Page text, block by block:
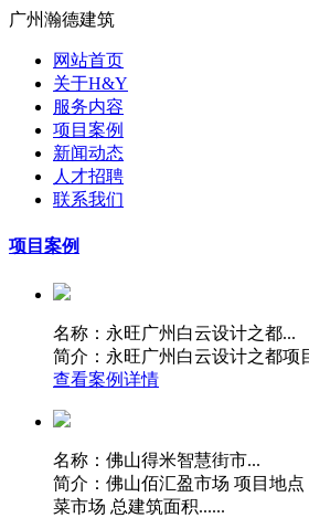
广州瀚德建筑
网站首页
关于H&Y
服务内容
项目案例
新闻动态
人才招聘
联系我们
项目案例
名称：永旺广州白云设计之都...
简介：永旺广州白云设计之都项
查看案例详情
名称：佛山得米智慧街市...
简介：佛山佰汇盈市场 项目地
菜市场 总建筑面积......